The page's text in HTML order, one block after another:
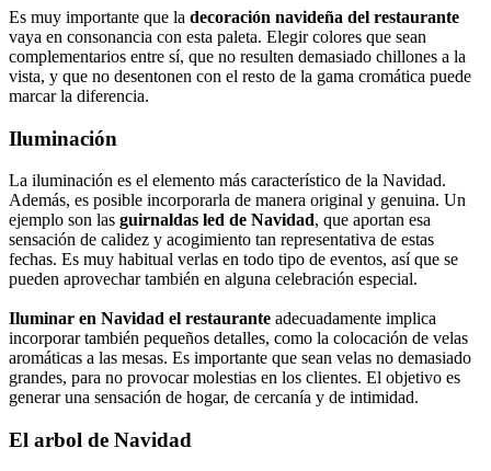
Es muy importante que la decoración navideña del restaurante
vaya en consonancia con esta paleta. Elegir colores que sean
complementarios entre sí, que no resulten demasiado chillones a la
vista, y que no desentonen con el resto de la gama cromática puede
marcar la diferencia.
Iluminación
La iluminación es el elemento más característico de la Navidad.
Además, es posible incorporarla de manera original y genuina. Un
ejemplo son las guirnaldas led de Navidad, que aportan esa
sensación de calidez y acogimiento tan representativa de estas
fechas. Es muy habitual verlas en todo tipo de eventos, así que se
pueden aprovechar también en alguna celebración especial.
Iluminar en Navidad el restaurante adecuadamente implica
incorporar también pequeños detalles, como la colocación de velas
aromáticas a las mesas. Es importante que sean velas no demasiado
grandes, para no provocar molestias en los clientes. El objetivo es
generar una sensación de hogar, de cercanía y de intimidad.
El arbol de Navidad